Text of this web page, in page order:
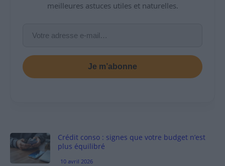
meilleures astuces utiles et naturelles.
Je m’abonne
Crédit conso : signes que votre budget n’est
plus équilibré
10 avril 2026